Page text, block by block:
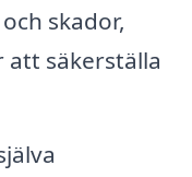
skador,
säkerställa